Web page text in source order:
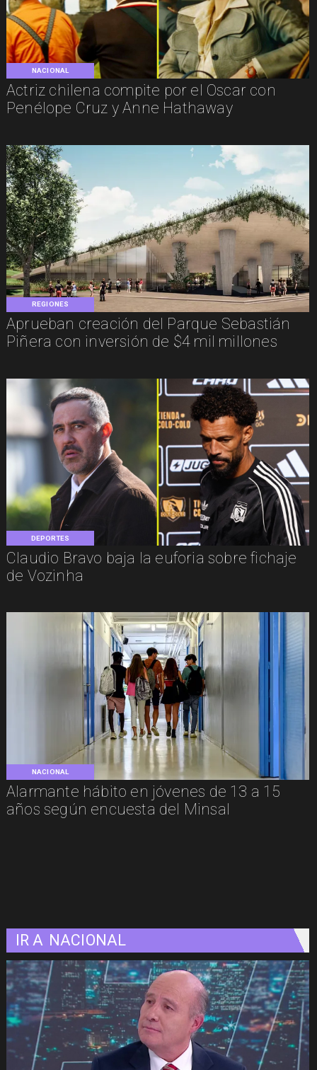
NACIONAL
Actriz chilena compite por el Oscar con
Penélope Cruz y Anne Hathaway
REGIONES
Aprueban creación del Parque Sebastián
Piñera con inversión de $4 mil millones
DEPORTES
Claudio Bravo baja la euforia sobre fichaje
de Vozinha
NACIONAL
Alarmante hábito en jóvenes de 13 a 15
años según encuesta del Minsal
IR A NACIONAL